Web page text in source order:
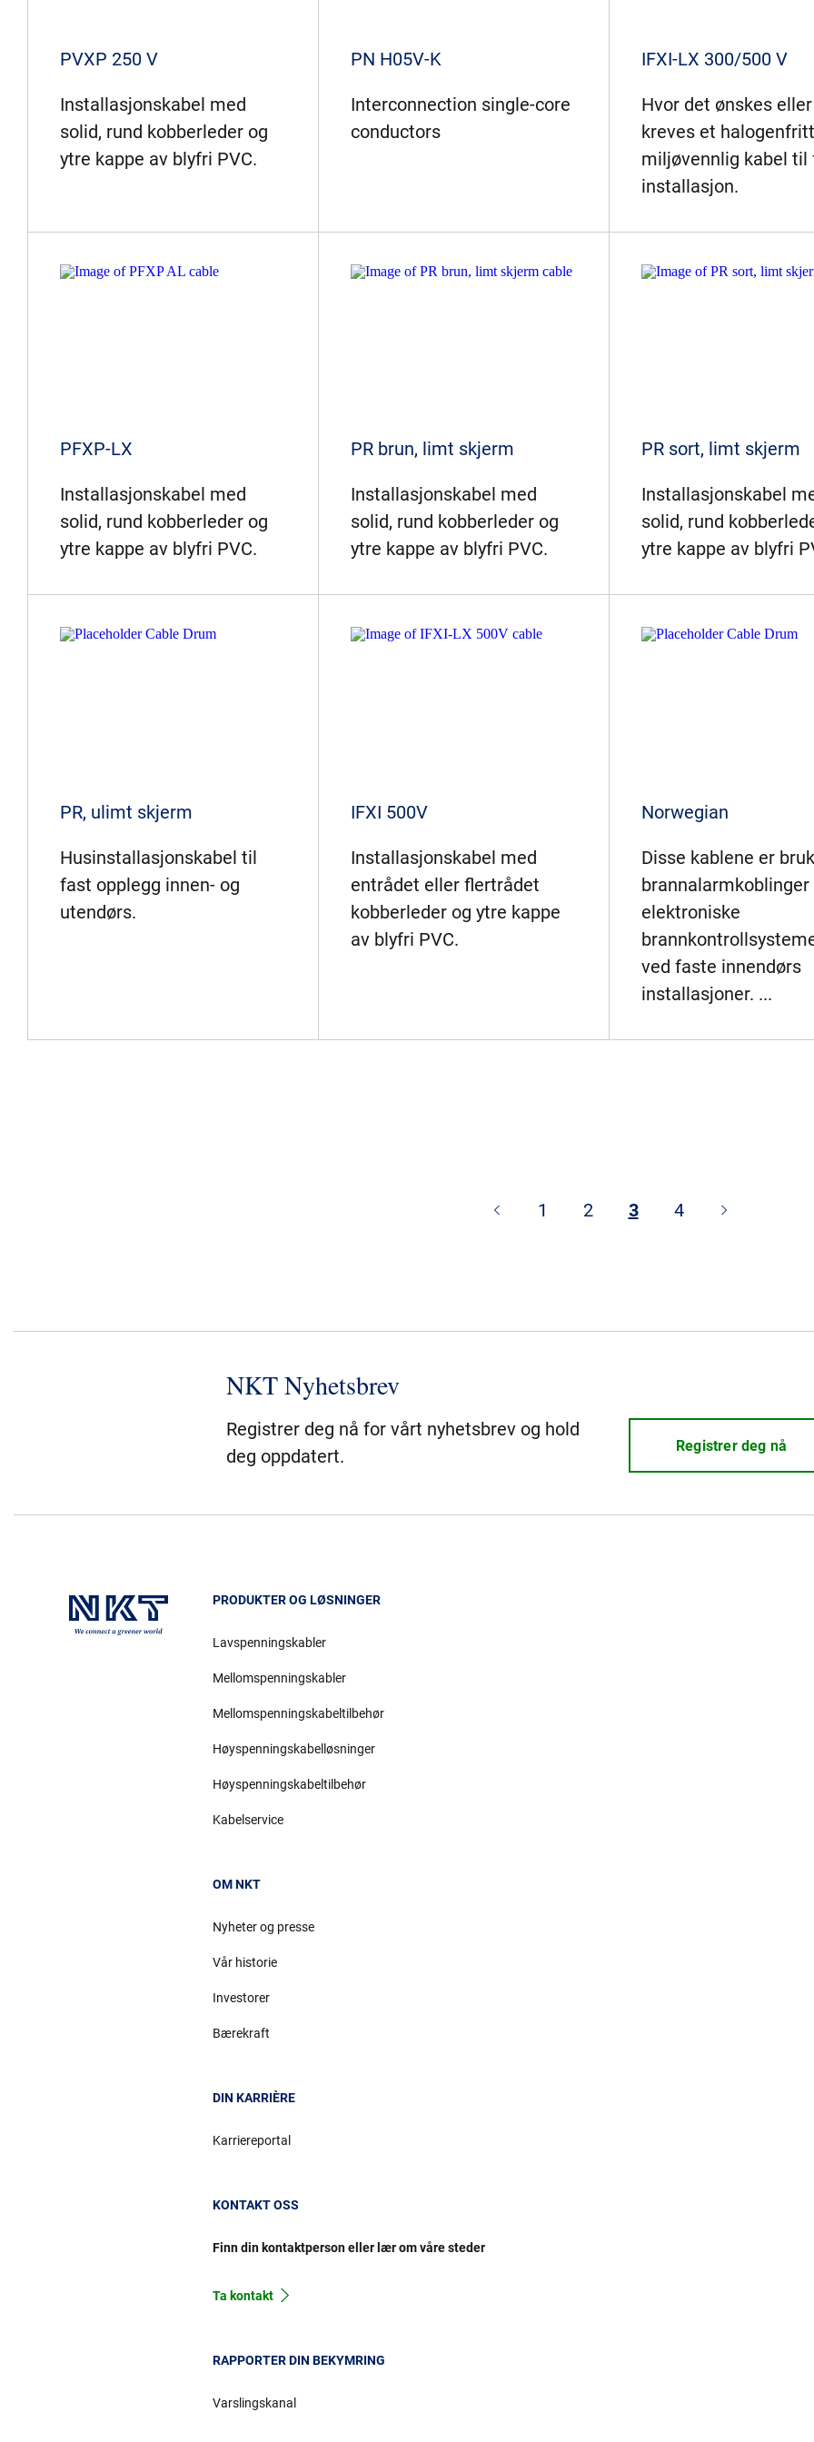
PVXP 250 V
Installasjonskabel med
solid, rund kobberleder og
ytre kappe av blyfri PVC.
PN H05V-K
Interconnection single-core
conductors
IFXI-LX 300/500 V
Hvor det ønskes eller
kreves et
miljøvennlig kabel til
installasjon.
PFXP-LX
Installasjonskabel med
solid, rund kobberleder og
ytre kappe av blyfri PVC.
PR brun, limt skjerm
Installasjonskabel med
solid, rund kobberleder og
ytre kappe av blyfri PVC.
PR sort, limt skjerm
Installasjonskabel
solid, rund
ytre kappe av blyfri
PR, ulimt skjerm
Husinstallasjonskabel til
fast opplegg innen- og
utendørs.
IFXI 500V
Installasjonskabel med
entrådet eller flertrådet
kobberleder og ytre kappe
av blyfri PVC.
Norwegian
Disse kablene er
brannalarmkoblinger
elektroniske
ved faste innendørs
installasjoner. ...
1 2 3 4
NKT Nyhetsbrev
Registrer deg nå for vårt nyhetsbrev og hold
deg oppdatert.
Registrer deg nå
PRODUKTER OG LØSNINGER
Lavspenningskabler
Mellomspenningskabler
Mellomspenningskabeltilbehør
Høyspenningskabelløsninger
Høyspenningskabeltilbehør
Kabelservice
OM NKT
Nyheter og presse
Vår historie
Investorer
Bærekraft
DIN KARRIÈRE
Karriereportal
KONTAKT OSS
Finn din kontaktperson eller lær om våre steder
Ta kontakt
RAPPORTER DIN BEKYMRING
Varslingskanal